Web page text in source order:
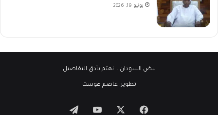
يونيو 19, 2026
نبض السودان .. نهتم بأدق التفاصيل
تطوير:عاصم هوست
فيسبوك ‫YouTubeتيلقرام